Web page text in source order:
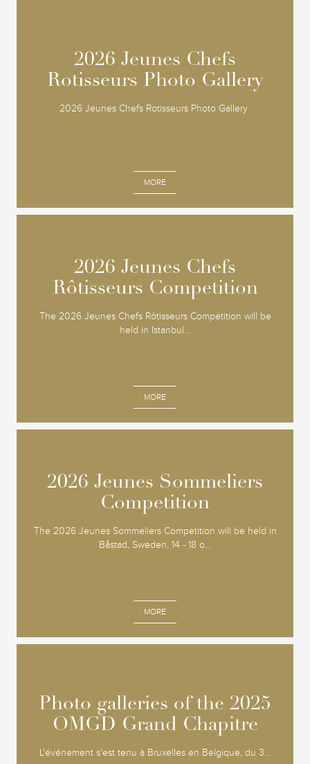
2026 Jeunes Chefs
Rotisseurs Photo Gallery
2026 Jeunes Chefs Rotisseurs Photo Gallery
MORE
2026 Jeunes Chefs
Rotisseurs Photo Gallery
2026 Jeunes Chefs
Rôtisseurs Competition
The 2026 Jeunes Chefs Rôtisseurs Competition will be
held in Istanbul...
MORE
2026 Jeunes Chefs
Rôtisseurs Competition
2026 Jeunes Sommeliers
Competition
The 2026 Jeunes Sommeliers Competition will be held in
Båstad, Sweden, 14 - 18 o...
MORE
2026 Jeunes Sommeliers
Competition
Photo galleries of the 2025
OMGD Grand Chapitre
L'événement s'est tenu à Bruxelles en Belgique, du 3...
Photo galleries of the 2025
OMGD Grand Chapitre